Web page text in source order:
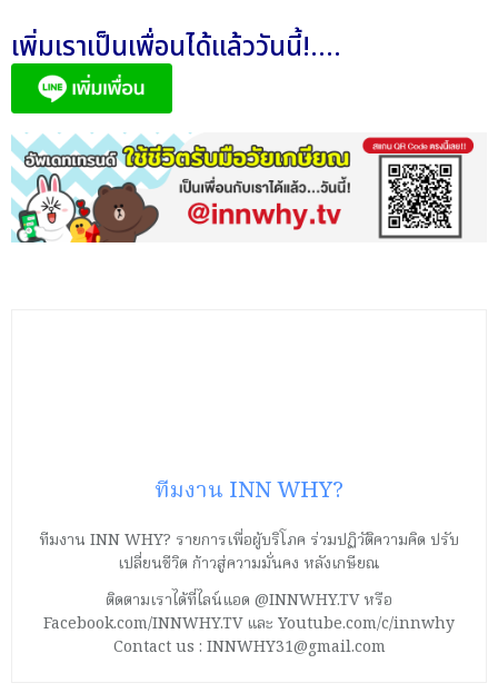
เพิ่มเราเป็นเพื่อนได้แล้ววันนี้!....
ทีมงาน INN WHY?
ทีมงาน INN WHY? รายการเพื่อผู้บริโภค ร่วมปฏิวัติความคิด ปรับ
เปลี่ยนชีวิต ก้าวสู่ความมั่นคง หลังเกษียณ
ติดตามเราได้ที่ไลน์แอด @INNWHY.TV หรือ
Facebook.com/INNWHY.TV และ Youtube.com/c/innwhy
Contact us : INNWHY31@gmail.com